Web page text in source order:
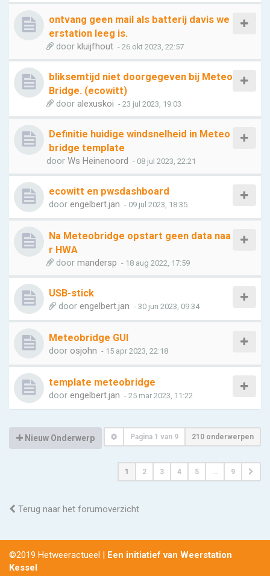
ontvang geen mail als batterij davis we
erstation leeg is.
door kluijfhout - 26 okt 2023, 22:57
bliksemtijd niet doorgegeven bij Meteo
Bridge. (ecowitt)
door alexuskoi - 23 jul 2023, 19:03
Definitie huidige windsnelheid in Meteo
bridge template
door Ws Heinenoord - 08 jul 2023, 22:21
ecowitt en pwsdashboard
door engelbert.jan - 09 jul 2023, 18:35
Na Meteobridge opstart geen data naa
r HWA
door mandersp - 18 aug 2022, 17:59
USB-stick
door engelbert.jan - 30 jun 2023, 09:34
Meteobridge GUI
door osjohn - 15 apr 2023, 22:18
template meteobridge
door engelbert.jan - 25 mar 2023, 11:22
Nieuw Onderwerp Pagina 1 van 9 210 onderwerpen
1 2 3 4 5 … 9
Terug naar het forumoverzicht
©2019 Hetweeractueel | Een initiatief van Weerstation
Kessel